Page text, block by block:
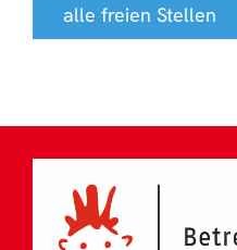
alle freien Stellen